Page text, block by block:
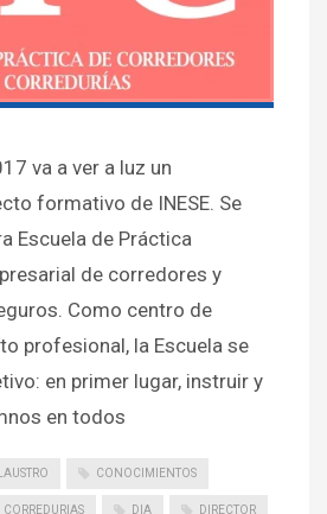
va a ver a luz un
formativo de INESE. Se
Escuela de Práctica
de corredores y
Como centro de
profesional, la Escuela se
en primer lugar, instruir y
en todos
CONOCIMIENTOS
CORREDURIAS DIA DIRECTOR